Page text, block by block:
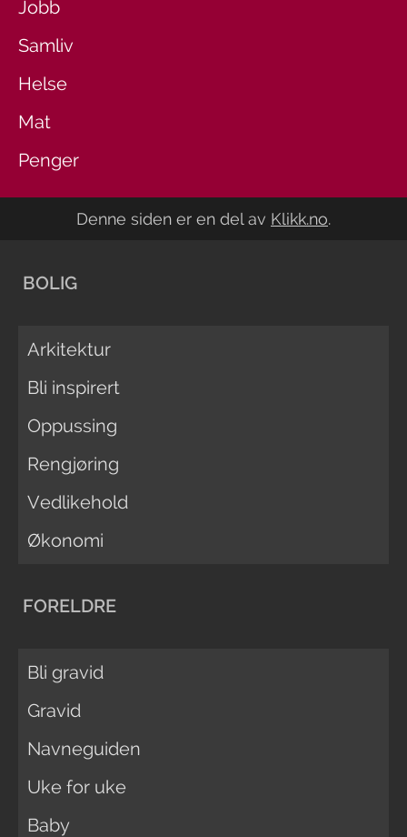
Jobb
Samliv
Helse
Mat
Penger
Denne siden er en del av Klikk.no.
BOLIG
Arkitektur
Bli inspirert
Oppussing
Rengjøring
Vedlikehold
Økonomi
FORELDRE
Bli gravid
Gravid
Navneguiden
Uke for uke
Baby